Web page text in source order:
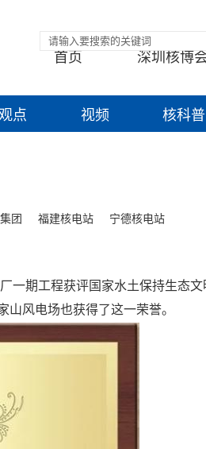
首页 深圳核博
点 视频 核科普
团 福建核电站 宁德核电站
一期工程获评国家水土保持生态文
风电场也获得了这一荣誉。